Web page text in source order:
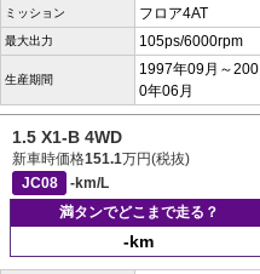
ミッション フロア4AT
最大出力 105ps/6000rpm
生産期間
1997年09月～200
0年06月
1.5 X1-B 4WD
新車時価格151.1万円(税抜)
JC08
-km/L
満タンでどこまで走る？
-km